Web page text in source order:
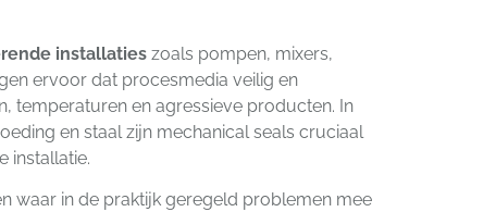
installatieszoals pompen, mixers,
ervoor dat procesmedia veilig en
temperaturen en agressieve producten. In
en staal zijn mechanical seals cruciaal
installatie.
waar in de praktijk geregeld problemen mee